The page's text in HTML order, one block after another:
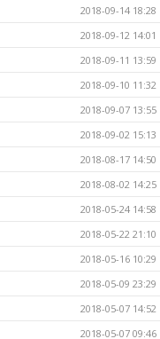
2018-09-14 18:28
2018-09-12 14:01
2018-09-11 13:59
2018-09-10 11:32
2018-09-07 13:55
2018-09-02 15:13
2018-08-17 14:50
2018-08-02 14:25
2018-05-24 14:58
2018-05-22 21:10
2018-05-16 10:29
2018-05-09 23:29
2018-05-07 14:52
2018-05-07 09:46